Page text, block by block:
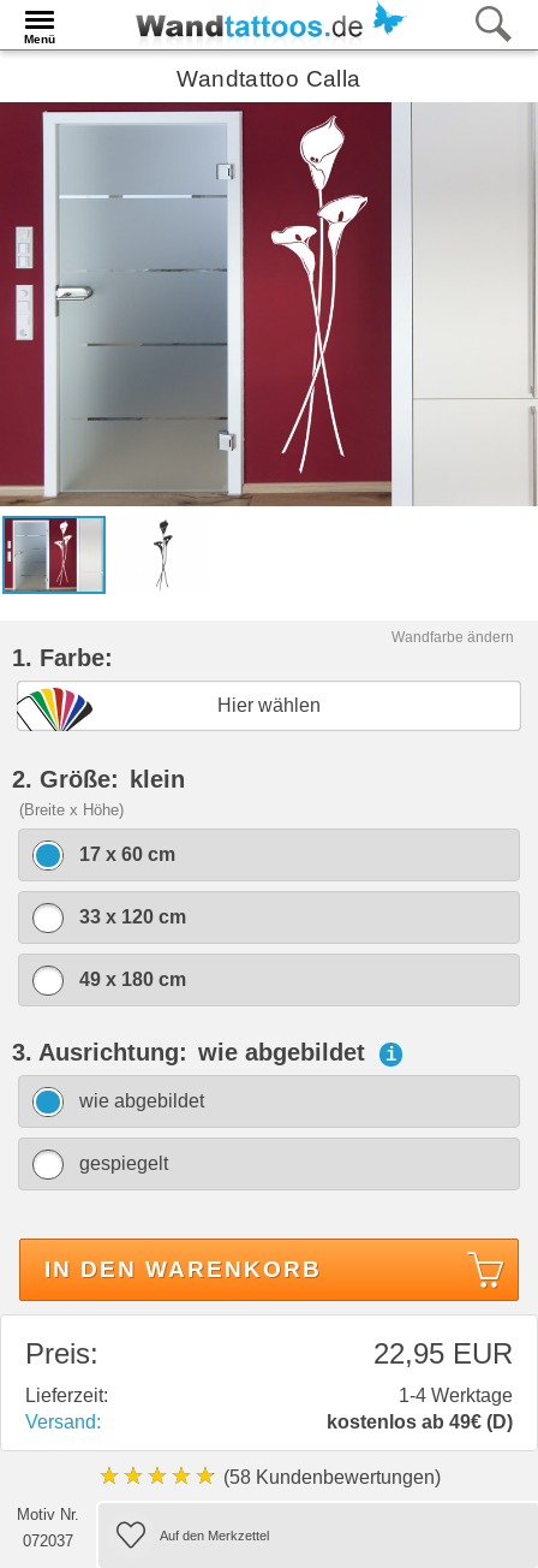
Menü
Wandtattoo Calla
Wandfarbe ändern
1. Farbe:
Hier wählen
2. Größe: klein
(Breite x Höhe)
17 x 60 cm
33 x 120 cm
49 x 180 cm
3. Ausrichtung: wie abgebildet i
wie abgebildet
gespiegelt
IN DEN WARENKORB
Preis: 22,95 EUR
Lieferzeit:
1-4 Werktage
Versand:
kostenlos ab 49€ (D)
★★★★★ (58 Kundenbewertungen)
Motiv Nr.
072037